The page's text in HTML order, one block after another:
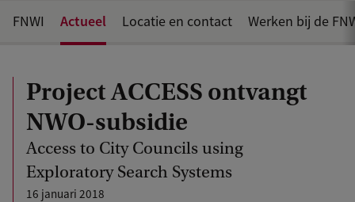
Project ACCESS ontvangt
NWO-subsidie
Access to City Councils using
Exploratory Search Systems
16 januari 2018
FNWI Actueel Locatie en contact Werken bij de